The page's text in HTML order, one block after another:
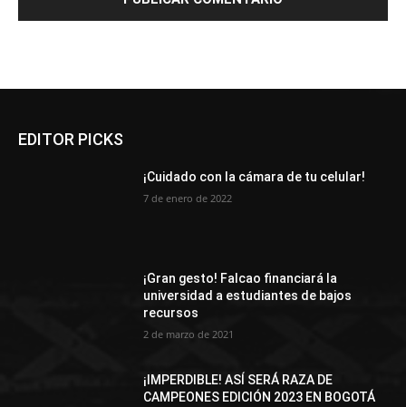
EDITOR PICKS
¡Cuidado con la cámara de tu celular!
7 de enero de 2022
¡Gran gesto! Falcao financiará la
universidad a estudiantes de bajos
recursos
2 de marzo de 2021
¡IMPERDIBLE! ASÍ SERÁ RAZA DE
CAMPEONES EDICIÓN 2023 EN BOGOTÁ